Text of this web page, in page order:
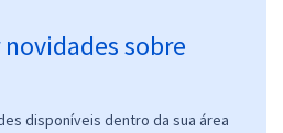
sobre
disponíveis dentro da sua área